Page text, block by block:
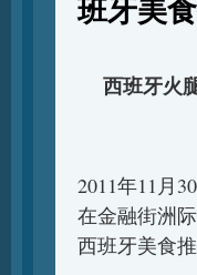
班牙美
西班牙火
2011年11月
在金融街洲
西班牙美食